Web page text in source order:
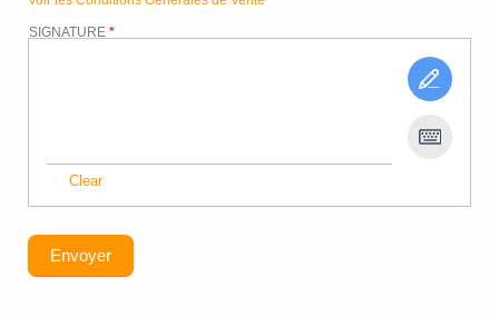
SIGNATURE *
Clear
Envoyer